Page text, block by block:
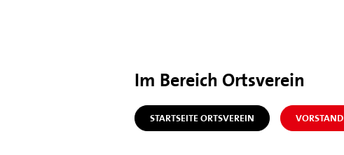
Im Bereich Ortsverein
STARTSEITE ORTSVEREIN VORSTAND